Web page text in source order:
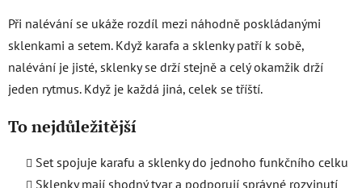
ý
p
i
s
u
Při nalévání se ukáže rozdíl mezi náhodně poskládanými
sklenkami a setem. Když karafa a sklenky patří k sobě,
nalévání je jisté, sklenky se drží stejně a celý okamžik drží
jeden rytmus. Když je každá jiná, celek se tříští.
To nejdůležitější
Set spojuje karafu a sklenky do jednoho funkčního celku
Sklenky mají shodný tvar a podporují správné rozvinutí